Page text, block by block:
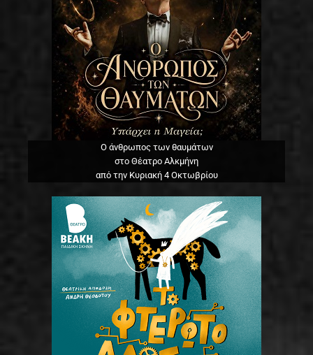
Ο άνθρωπος των θαυμάτων
στο Θέατρο Αλκμήνη
από την Κυριακή 4 Οκτωβρίου